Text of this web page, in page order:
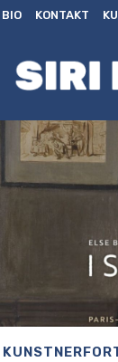
BIO KONTAKT